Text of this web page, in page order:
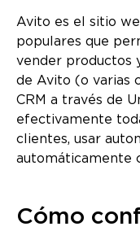
Avito es el sitio
populares que
vender productos
de Avito (o varias
CRM a través de
efectivamente
clientes, usar
automáticamente
Cómo